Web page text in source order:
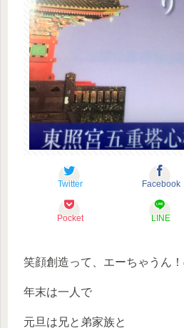
Twitter Facebook
Pocket LINE
笑顔創造って、エーちゃうん！
年末は一人で
元旦は兄と弟家族と